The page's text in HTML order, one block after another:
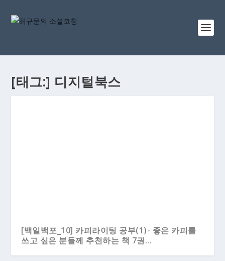
[태그:] 디지털북스
[백일백포_10] 카피라이팅 공부(1)- 좋은 카피를
쓰고 싶은 분들께 추천하는 책 7권...